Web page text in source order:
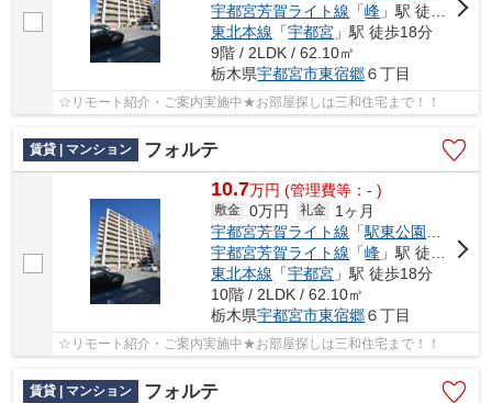
宇都宮芳賀ライト線 「峰 」駅 徒歩6分
東北本線 「宇都宮 」駅 徒歩18分
9階 / 2LDK / 62.10㎡
栃木県宇都宮市東宿郷６丁目
☆リモート紹介・ご案内実施中★お部屋探しは三和住宅まで！！
賃貸 | マンション フォルテ
10.7万円 (管理費等：- )
敷金 0万円 礼金
1ヶ月
宇都宮芳賀ライト線 「駅東公園前
宇都宮芳賀ライト線 「峰 」駅 徒歩6分
東北本線 「宇都宮 」駅 徒歩18分
10階 / 2LDK / 62.10㎡
栃木県宇都宮市東宿郷６丁目
☆リモート紹介・ご案内実施中★お部屋探しは三和住宅まで！！
賃貸 | マンション フォルテ